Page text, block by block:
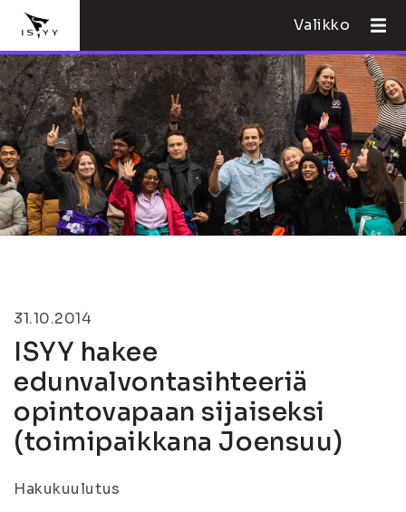
Valikko
31.10.2014
ISYY hakee
edunvalvontasihteeriä
opintovapaan sijaiseksi
(toimipaikkana Joensuu)
Hakukuulutus